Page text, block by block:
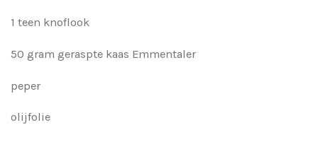
1 teen knoflook
50 gram geraspte kaas Emmentaler
peper
olijfolie